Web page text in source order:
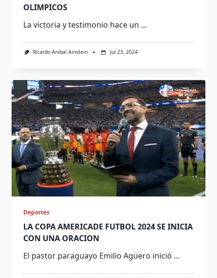
OLIMPICOS
La victoria y testimonio hace un ...
Ricardo Anibal Ainstein Jul 23, 2024
Deportes
LA COPA AMERICADE FUTBOL 2024 SE INICIA
CON UNA ORACION
El pastor paraguayo Emilio Agüero inició ...